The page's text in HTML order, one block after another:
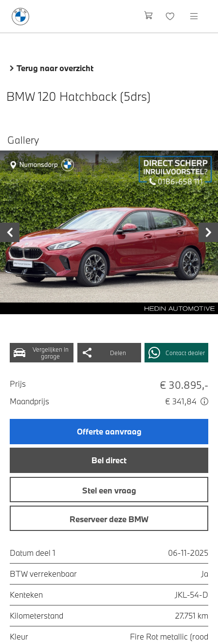
Terug naar overzicht
BMW 120 Hatchback (5drs)
Vergelijken in
garage
Delen Contact dealer
Prijs € 30.895,-
Maandprijs € 341,84
Offerte aanvraag
Bel direct
Stel een vraag
Reserveer deze BMW
Datum deel 1 06-11-2025
BTW verrekenbaar Ja
Kenteken JKL-54-D
Kilometerstand 27.751 km
Kleur
Fire Rot metallic (rood
Gallery